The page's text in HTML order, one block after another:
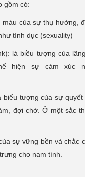
gồm có:
màu của sự thụ hưởng,
tính dục (sexuality)
là biều tượng của
hiện sự cảm xúc
biểu tượng của sự
đợi chờ. Ở một sắc
sự vững bền và chắc
cho nam tính.